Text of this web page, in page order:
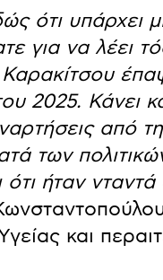
ότι υπάρχει
για να λέει
2025. Κάνει
από
των
ήταν
και